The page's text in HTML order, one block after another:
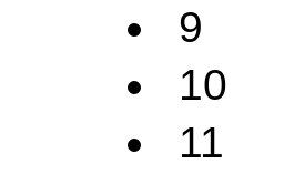
9
10
11